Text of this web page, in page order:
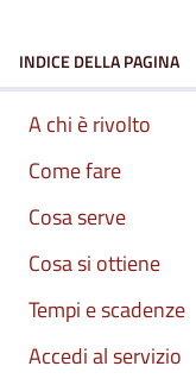
INDICE DELLA PAGINA
A chi è rivolto
Come fare
Cosa serve
Cosa si ottiene
Tempi e scadenze
Accedi al servizio